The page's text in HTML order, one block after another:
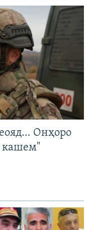
Онҳоро
кашем"